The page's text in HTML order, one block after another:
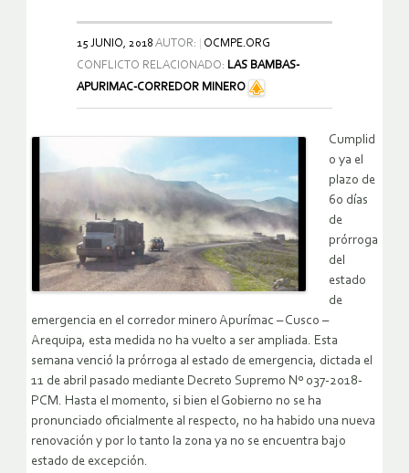
15 JUNIO, 2018 AUTOR:
OCMPE.ORG
CONFLICTO RELACIONADO: LAS BAMBAS-
APURIMAC-CORREDOR MINERO
Cumplid
o ya el
plazo de
60 días
de
prórroga
del
estado
de
emergencia en el corredor minero Apurímac – Cusco –
Arequipa, esta medida no ha vuelto a ser ampliada. Esta
semana venció la prórroga al estado de emergencia, dictada el
11 de abril pasado mediante Decreto Supremo Nº 037-2018-
PCM. Hasta el momento, si bien el Gobierno no se ha
pronunciado oficialmente al respecto, no ha habido una nueva
renovación y por lo tanto la zona ya no se encuentra bajo
estado de excepción.